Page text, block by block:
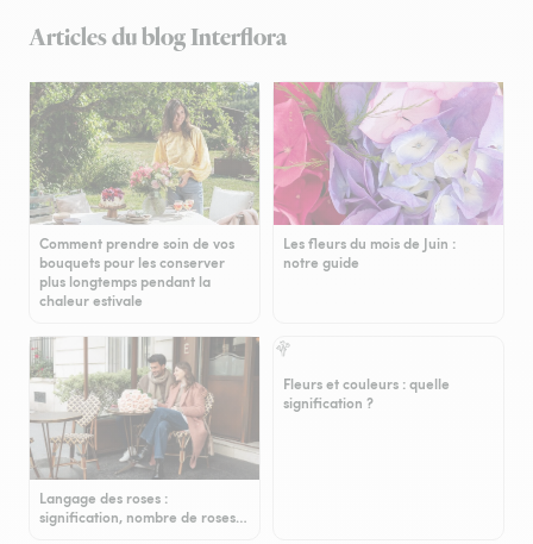
Articles du blog Interflora
Comment prendre soin de vos
bouquets pour les conserver
plus longtemps pendant la
chaleur estivale
Les fleurs du mois de Juin :
notre guide
Langage des roses :
signification, nombre de roses…
Fleurs et couleurs : quelle
signification ?